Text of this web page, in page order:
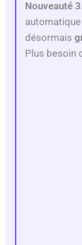
Nouveauté
automatique
désormais
Plus besoin